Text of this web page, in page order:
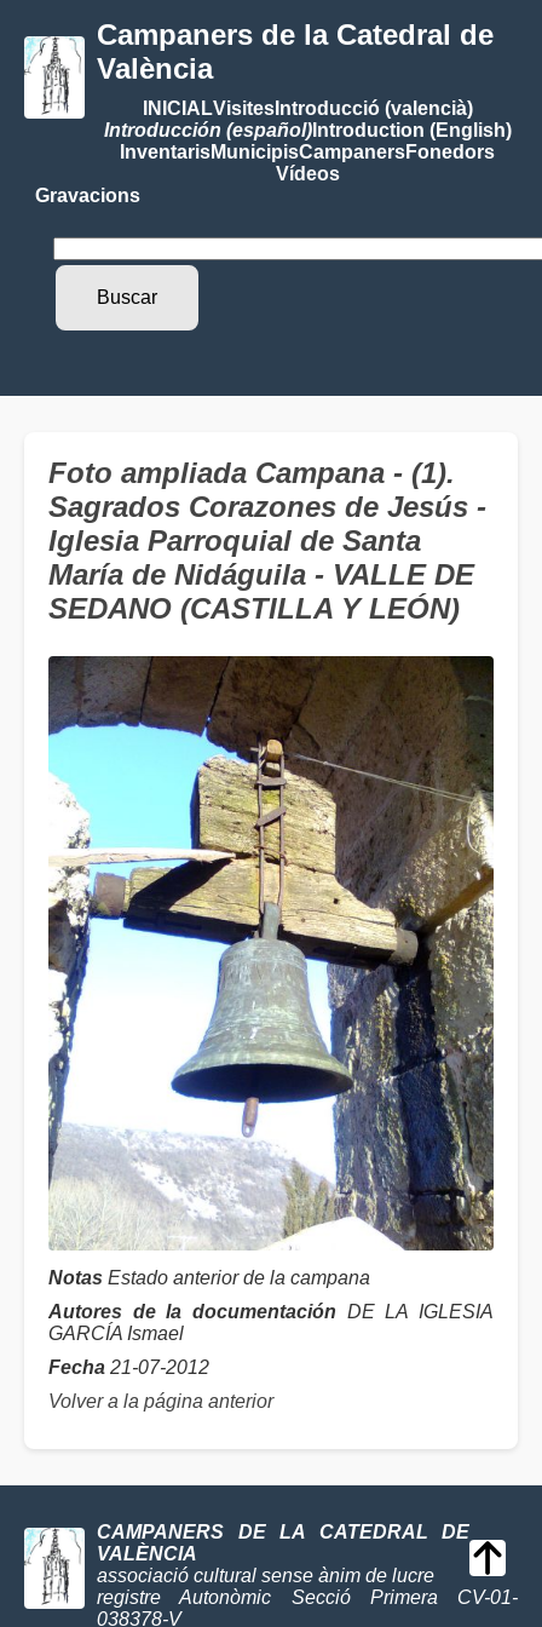
Campaners de la Catedral de
València
INICIALVisitesIntroducció (valencià)
Introducción (español)Introduction (English)
InventarisMunicipisCampanersFonedors
Vídeos
Gravacions
Foto ampliada Campana - (1).
Sagrados Corazones de Jesús -
Iglesia Parroquial de Santa
María de Nidáguila - VALLE DE
SEDANO (CASTILLA Y LEÓN)
Notas Estado anterior de la campana
Autores de la documentación DE LA IGLESIA
GARCÍA Ismael
Fecha 21-07-2012
Volver a la página anterior
CAMPANERS DE LA CATEDRAL DE
VALÈNCIA
associació cultural sense ànim de lucre
registre Autonòmic Secció Primera CV-01-
038378-V